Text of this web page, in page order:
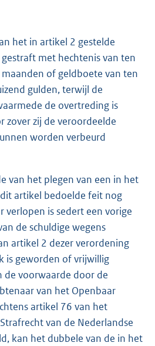
het in artikel 2 gestelde
met hechtenis van ten
of geldboete van ten
gulden, terwijl de
de overtreding is
zover zij de veroordeelde
worden verbeurd
van het plegen van een in het
artikel bedoelde feit nog
verlopen is sedert een vorige
de schuldige wegens
artikel 2 dezer verordening
is geworden of vrijwillig
de voorwaarde door de
van het Openbaar
artikel 76 van het
van de Nederlandse
kan het dubbele van de in het